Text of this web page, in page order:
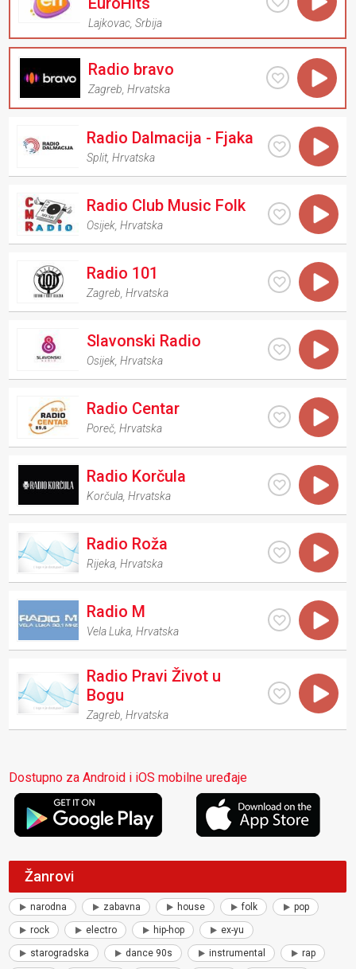
Lajkovac ,Srbija
Radio bravo
Zagreb ,Hrvatska
Radio Dalmacija - Fjaka
Split,Hrvatska
Radio Club Music Folk
Osijek ,Hrvatska
Radio 101
Zagreb ,Hrvatska
Slavonski Radio
Osijek ,Hrvatska
Radio Centar
Poreč ,Hrvatska
Radio Korčula
Korčula ,Hrvatska
Radio Roža
Rijeka ,Hrvatska
Radio M
Vela Luka ,Hrvatska
Radio Pravi Život u
Bogu
Zagreb ,Hrvatska
Dostupno za Android i iOS mobilne uređaje
Žanrovi
narodna zabavna house folk pop
rock electro hip-hop ex-yu
starogradska dance 90s instrumental rap